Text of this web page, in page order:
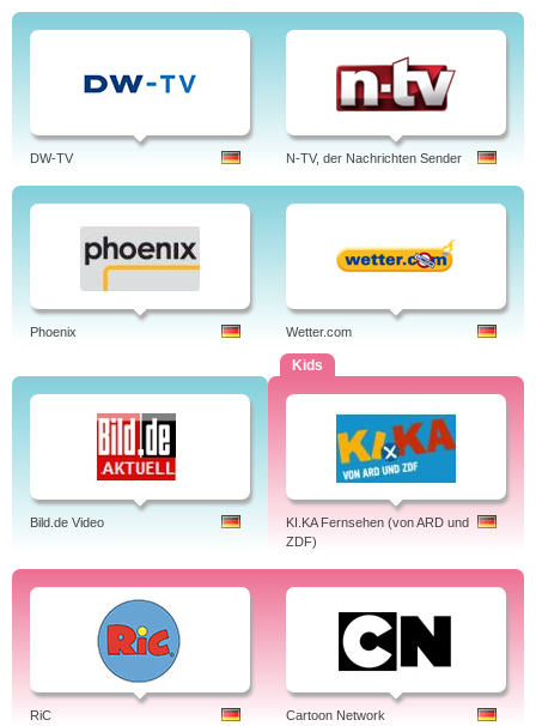
DW-TV N-TV, der Nachrichten Sender
Phoenix Wetter.com
Bild.de Video
Kids
KI.KA Fernsehen (von ARD und
ZDF)
RiC Cartoon Network